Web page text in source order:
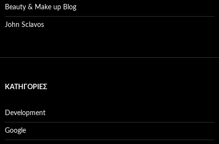
Beauty & Make up Blog
John Sclavos
KΑΤΗΓΟΡΊΕΣ
Development
Google